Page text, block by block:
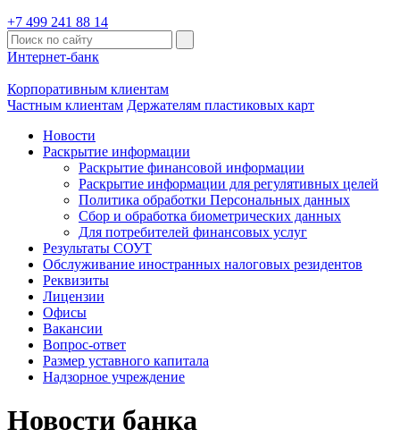
+7 499 241 88 14
Интернет-банк
Корпоративным клиентам
Частным клиентам Держателям пластиковых карт
Новости
Раскрытие информации
Раскрытие финансовой информации
Раскрытие информации для регулятивных целей
Политика обработки Персональных данных
Сбор и обработка биометрических данных
Для потребителей финансовых услуг
Результаты СОУТ
Обслуживание иностранных налоговых резидентов
Реквизиты
Лицензии
Офисы
Вакансии
Вопрос-ответ
Размер уставного капитала
Надзорное учреждение
Новости банка